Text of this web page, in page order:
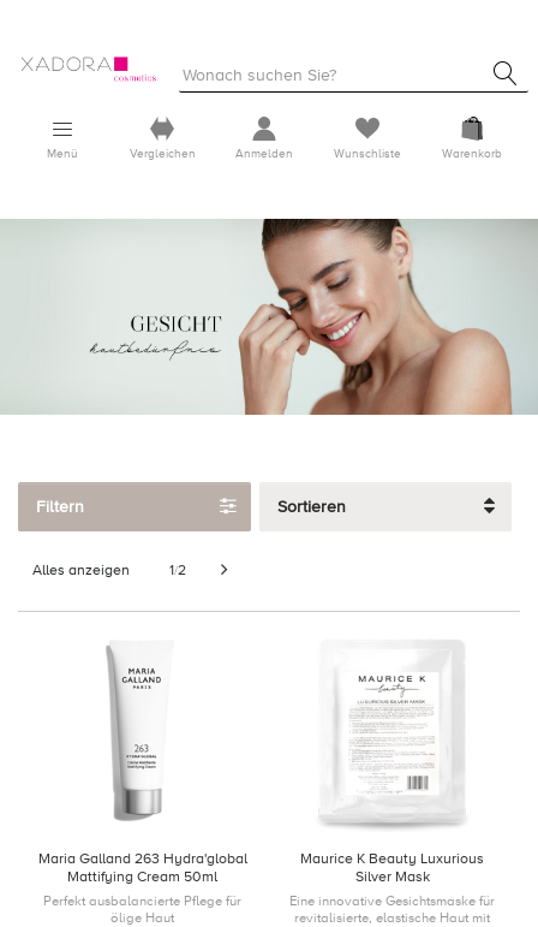
Menü Vergleichen Anmelden Wunschliste Warenkorb
Filtern Sortieren
Alles anzeigen 1/2
Maria Galland 263 Hydra'global
Mattifying Cream 50ml
Perfekt ausbalancierte Pflege für
ölige Haut
Maurice K Beauty Luxurious
Silver Mask
Eine innovative Gesichtsmaske für
revitalisierte, elastische Haut mit